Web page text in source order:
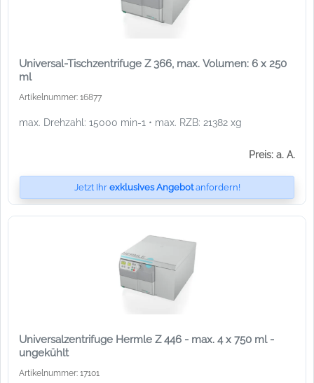
Universal-Tischzentrifuge Z 366, max. Volumen: 6 x 250
ml
Artikelnummer: 16877
max. Drehzahl: 15000 min-1 • max. RZB: 21382 xg
Preis: a. A.
Jetzt Ihr exklusives Angebotanfordern!
Universalzentrifuge Hermle Z 446 - max. 4 x 750 ml -
ungekühlt
Artikelnummer: 17101